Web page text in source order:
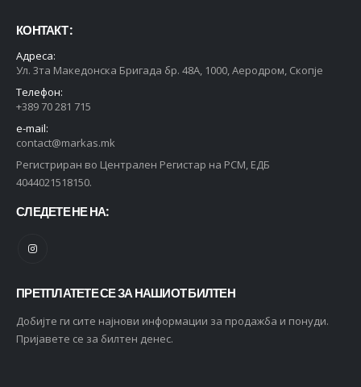
КОНТАКТ :
Адреса:
Ул. 3та Македонска Бригада бр. 48А, 1000, Аеродром, Скопје
Телефон:
+389 70 281 715
e-mail:
contact@markas.mk
Регистриран во Централен Регистар на РСМ, ЕДБ
4044021518150.
СЛЕДЕТЕ НЕ НА:
ПРЕТПЛАТЕТЕ СЕ ЗА НАШИОТ БИЛТЕН
Добијте ги сите најнови информации за продажба и понуди.
Пријавете се за билтен денес.